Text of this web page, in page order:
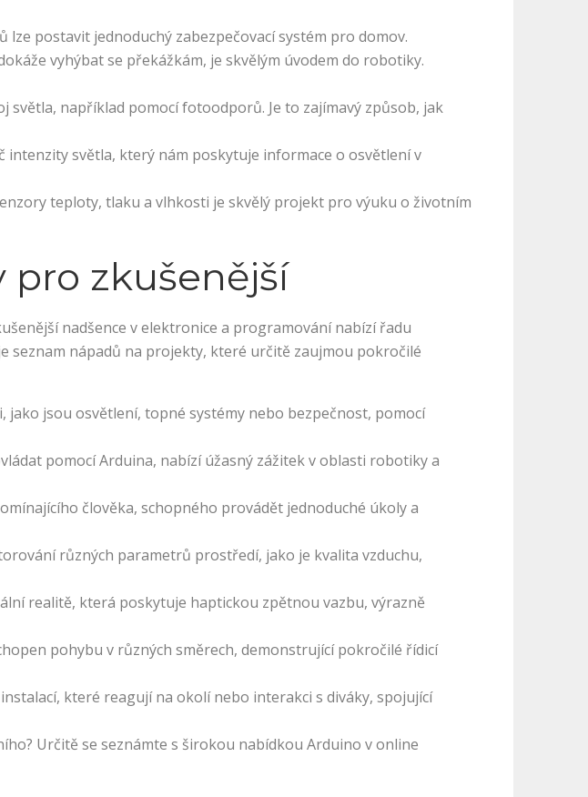
postavit jednoduchý zabezpečovací systém pro domov.
vyhýbat se překážkám, je skvělým úvodem do robotiky.
například pomocí fotoodporů. Je to zajímavý způsob, jak
světla, který nám poskytuje informace o osvětlení v
teploty, tlaku a vlhkosti je skvělý projekt pro výuku o životním
zkušenější
nadšence v elektronice a programování nabízí řadu
seznam nápadů na projekty, které určitě zaujmou pokročilé
jsou osvětlení, topné systémy nebo bezpečnost, pomocí
pomocí Arduina, nabízí úžasný zážitek v oblasti robotiky a
člověka, schopného provádět jednoduché úkoly a
různých parametrů prostředí, jako je kvalita vzduchu,
realitě, která poskytuje haptickou zpětnou vazbu, výrazně
pohybu v různých směrech, demonstrující pokročilé řídicí
které reagují na okolí nebo interakci s diváky, spojující
Určitě se seznámte s širokou nabídkou Arduino v online